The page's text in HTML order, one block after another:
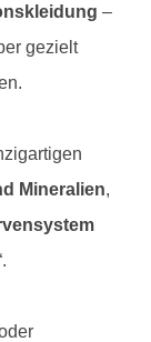
–
gezielt
Mineralien,